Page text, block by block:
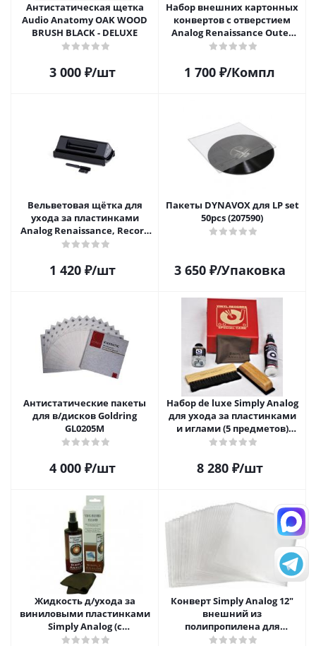
Антистатическая щетка
Audio Anatomy OAK WOOD
BRUSH BLACK - DELUXE
3 000₽/шт
Набор внешних картонных
конвертов с отверстием
Analog Renaissance Оuter
Carton Jacket, 10шт, AR-
1 700 ₽/Компл
Вельветовая щётка для
ухода за пластинками
Analog Renaissance, Record
Velvet Brush, AR-7151, Black
1 420₽/шт
Пакеты DYNAVOX для LP set
50pcs (207590)
3 650₽/Упаковка
Антистатические пакеты
для в/дисков Goldring
GL0205M
4 000₽/шт
Набор de luxe Simply Analog
для ухода за пластинками
и иглами (5 предметов)
SAVC008
8 280₽/шт
Жидкость д/ухода за
виниловыми пластинками
Simply Analog (с
распылителем, 200 мл) и
Конверт Simply Analog 12"
внешний из
полипропилена для
пластинок (25шт)